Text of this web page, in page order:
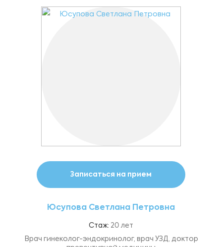
Записаться на прием
Юсупова Светлана Петровна
Стаж: 20 лет
Врач гинеколог-эндокринолог, врач УЗД, доктор